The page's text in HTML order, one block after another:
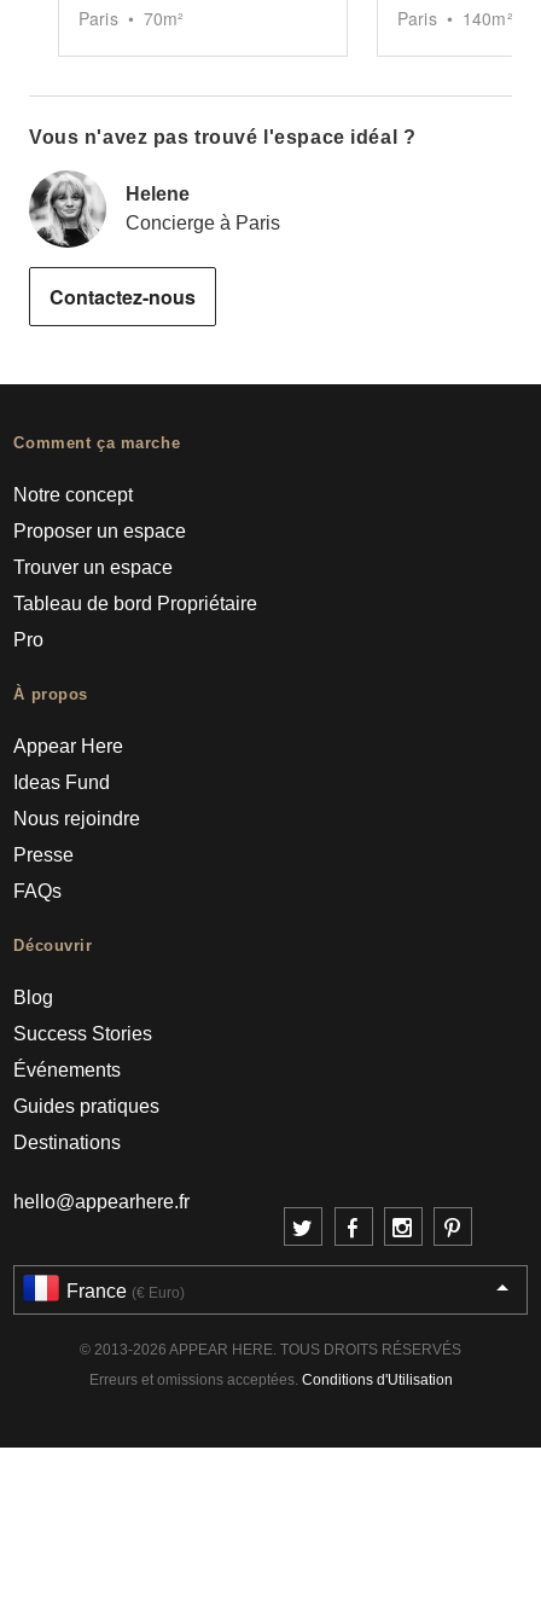
Paris • 70m² Paris • 140m²
Vous n'avez pas trouvé l'espace idéal ?
Helene
Concierge à Paris
Contactez-nous
Comment ça marche
Notre concept
Proposer un espace
Trouver un espace
Tableau de bord Propriétaire
Pro
À propos
Appear Here
Ideas Fund
Nous rejoindre
Presse
FAQs
Découvrir
Blog
Success Stories
Événements
Guides pratiques
Destinations
hello@appearhere.fr
France (€ Euro)
© 2013-2026 APPEAR HERE. TOUS DROITS RÉSERVÉS
Erreurs et omissions acceptées. Conditions d'Utilisation